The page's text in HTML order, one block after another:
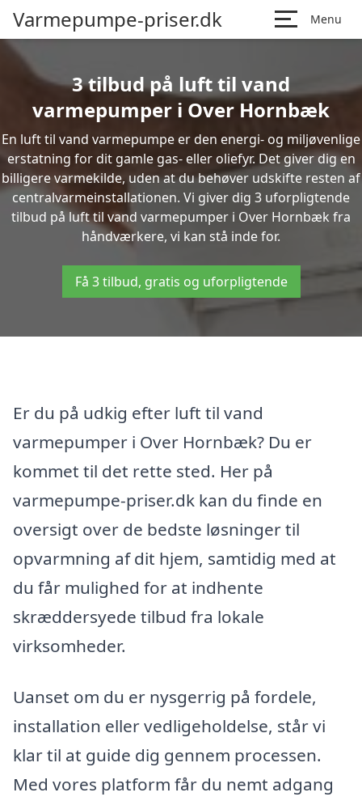
Varmepumpe-priser.dk Menu
3 tilbud på luft til vand
varmepumper i Over Hornbæk
En luft til vand varmepumpe er den energi- og miljøvenlige
erstatning for dit gamle gas- eller oliefyr. Det giver dig en
billigere varmekilde, uden at du behøver udskifte resten af
centralvarmeinstallationen. Vi giver dig 3 uforpligtende
tilbud på luft til vand varmepumper i Over Hornbæk fra
håndværkere, vi kan stå inde for.
Få 3 tilbud, gratis og uforpligtende
Er du på udkig efter luft til vand
varmepumper i Over Hornbæk? Du er
kommet til det rette sted. Her på
varmepumpe-priser.dk kan du finde en
oversigt over de bedste løsninger til
opvarmning af dit hjem, samtidig med at
du får mulighed for at indhente
skræddersyede tilbud fra lokale
virksomheder.
Uanset om du er nysgerrig på fordele,
installation eller vedligeholdelse, står vi
klar til at guide dig gennem processen.
Med vores platform får du nemt adgang